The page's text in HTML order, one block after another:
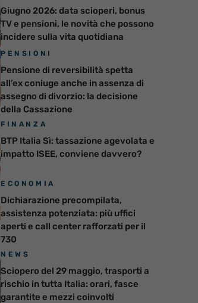
Giugno 2026: data scioperi, bonus
TV e pensioni, le novità che possono
incidere sulla vita quotidiana
PENSIONI
Pensione di reversibilità spetta
all’ex coniuge anche in assenza di
assegno di divorzio: la decisione
della Cassazione
FINANZA
BTP Italia Sì: tassazione agevolata e
impatto ISEE, conviene davvero?
ECONOMIA
Dichiarazione precompilata,
assistenza potenziata: più uffici
aperti e call center rafforzati per il
730
NEWS
Sciopero del 29 maggio, trasporti a
rischio in tutta Italia: orari, fasce
garantite e mezzi coinvolti